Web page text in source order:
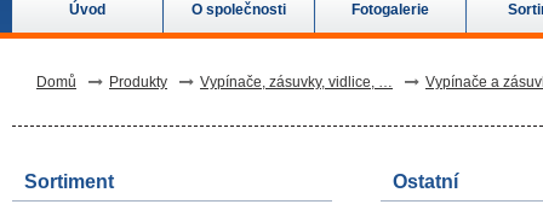
Úvod O společnosti Fotogalerie
Domů Produkty Vypínače, zásuvky, vidlice, … Vypínače a
Sortiment Ostatní